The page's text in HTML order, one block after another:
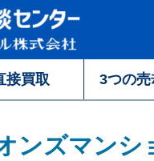
接買取 3つの
ンズマン